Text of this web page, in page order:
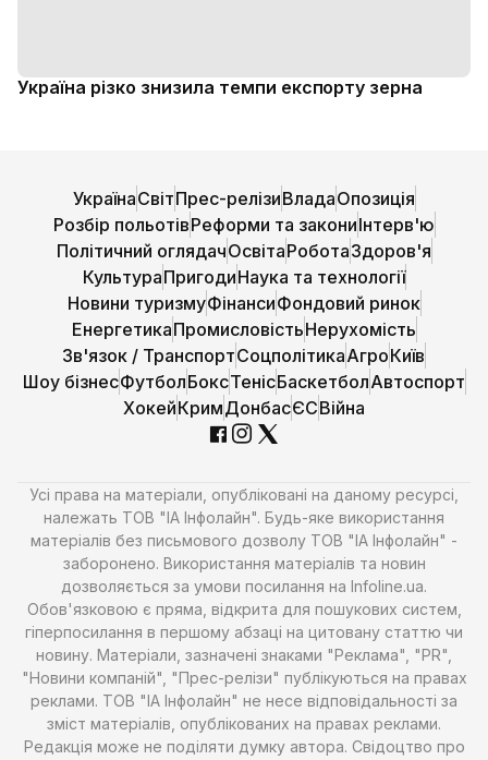
Україна різко знизила темпи експорту зерна
УкраїнаСвітПрес-релізиВладаОпозиція
Розбір польотівРеформи та закониІнтерв'ю
Політичний оглядачОсвітаРоботаЗдоров'я
КультураПригодиНаука та технології
Новини туризмуФінансиФондовий ринок
ЕнергетикаПромисловістьНерухомість
Зв'язок / ТранспортСоцполітикаАгроКиїв
Шоу бізнесФутболБоксТенісБаскетболАвтоспорт
ХокейКримДонбасЄСВійна
Усі права на матеріали, опубліковані на даному ресурсі,
належать ТОВ "ІА Інфолайн". Будь-яке використання
матеріалів без письмового дозволу ТОВ "ІА Інфолайн" -
заборонено. Використання матеріалів та новин
дозволяється за умови посилання на Infoline.ua.
Обов'язковою є пряма, відкрита для пошукових систем,
гіперпосилання в першому абзаці на цитовану статтю чи
новину. Матеріали, зазначені знаками "Реклама", "PR",
"Новини компаній", "Прес-релізи" публікуються на правах
реклами. ТОВ "ІА Інфолайн" не несе відповідальності за
зміст матеріалів, опублікованих на правах реклами.
Редакція може не поділяти думку автора. Свідоцтво про